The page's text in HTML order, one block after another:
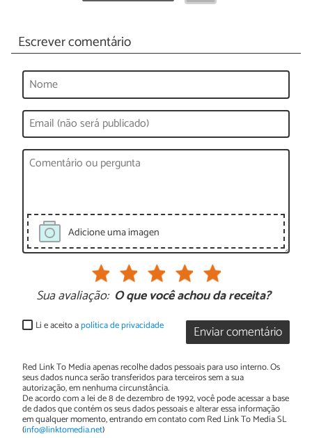
Escrever comentário
Adicione uma imagen
Sua avaliação: O que você achou da receita?
Enviar comentário
Li e aceito apolítica de privacidade
Red Link To Media apenas recolhe dados pessoais para uso interno. Os
seus dados nunca serão transferidos para terceiros sem a sua
autorização, em nenhuma circunstância.
De acordo com a lei de 8 de dezembro de 1992, você pode acessar a base
de dados que contém os seus dados pessoais e alterar essa informação
em qualquer momento, entrando em contato com Red Link To Media SL
(info@linktomedia.net)